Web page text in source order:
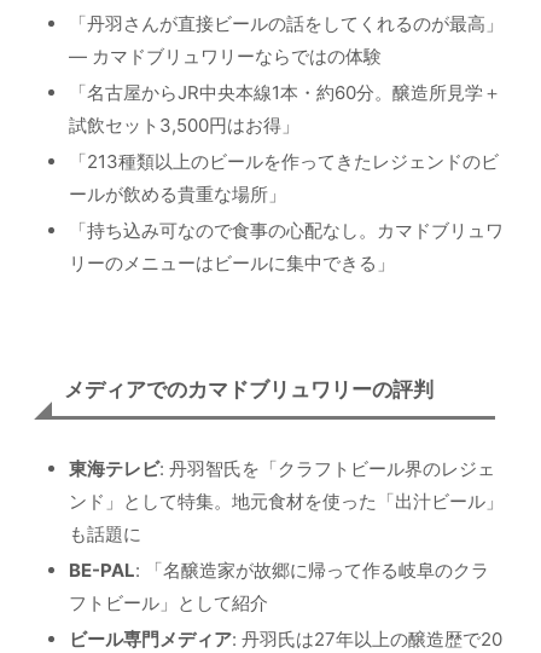
「丹羽さんが直接ビールの話をしてくれるのが最高」
— カマドブリュワリーならではの体験
「名古屋からJR中央本線1本・約60分。醸造所見学＋
試飲セット3,500円はお得」
「213種類以上のビールを作ってきたレジェンドのビ
ールが飲める貴重な場所」
「持ち込み可なので食事の心配なし。カマドブリュワ
リーのメニューはビールに集中できる」
メディアでのカマドブリュワリーの評判
東海テレビ: 丹羽智氏を「クラフトビール界のレジェ
ンド」として特集。地元食材を使った「出汁ビール」
も話題に
BE-PAL: 「名醸造家が故郷に帰って作る岐阜のクラ
フトビール」として紹介
ビール専門メディア: 丹羽氏は27年以上の醸造歴で20